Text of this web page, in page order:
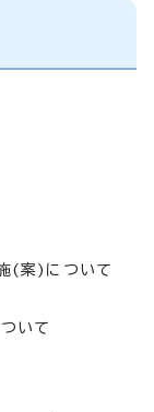
(案)について
いて